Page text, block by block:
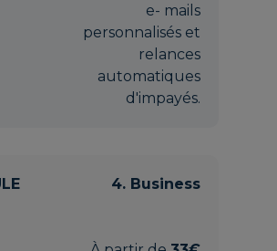
e- mails
personnalisés et
relances
automatiques
d'impayés.
4. Business